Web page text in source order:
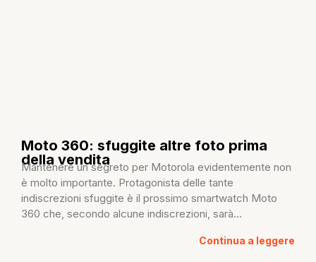
Moto 360: sfuggite altre foto prima
della vendita
Mantenere un segreto per Motorola evidentemente non
è molto importante. Protagonista delle tante
indiscrezioni sfuggite è il prossimo smartwatch Moto
360 che, secondo alcune indiscrezioni, sarà...
Continua a leggere